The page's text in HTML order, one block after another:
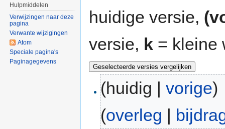
huidige versie,
versie, k = kleine
(huidig |vorige)
(overleg |
Hulpmiddelen
Verwijzingen naar deze
pagina
Verwante wijzigingen
Atom
Speciale pagina's
Paginagegevens